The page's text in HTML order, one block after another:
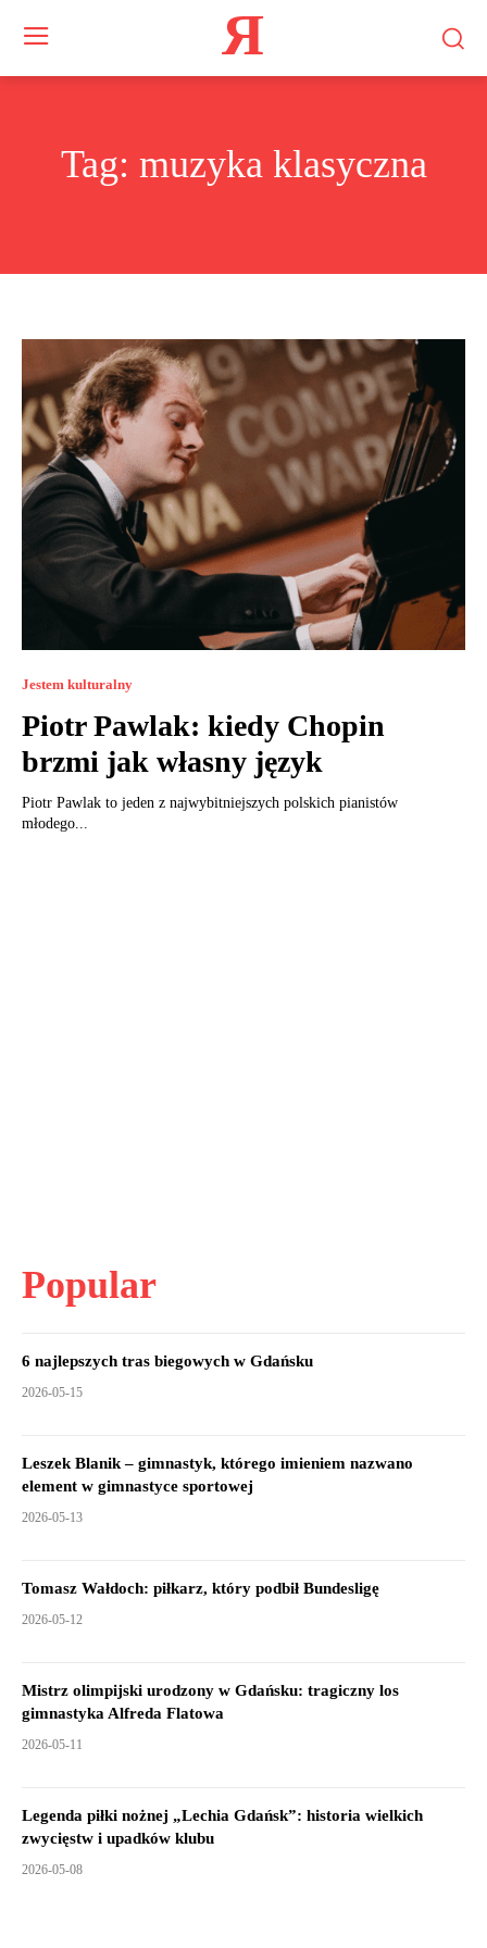
Я
Tag: muzyka klasyczna
Jestem kulturalny
Piotr Pawlak: kiedy Chopin
brzmi jak własny język
Piotr Pawlak to jeden z najwybitniejszych polskich pianistów
młodego...
Popular
6 najlepszych tras biegowych w Gdańsku
2026-05-15
Leszek Blanik – gimnastyk, którego imieniem nazwano
element w gimnastyce sportowej
2026-05-13
Tomasz Wałdoch: piłkarz, który podbił Bundesligę
2026-05-12
Mistrz olimpijski urodzony w Gdańsku: tragiczny los
gimnastyka Alfreda Flatowa
2026-05-11
Legenda piłki nożnej „Lechia Gdańsk”: historia wielkich
zwycięstw i upadków klubu
2026-05-08